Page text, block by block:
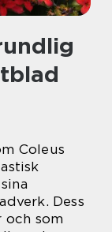
Coleus
Dess
som